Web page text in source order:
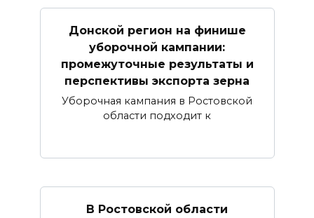
Донской регион на финише
уборочной кампании:
промежуточные результаты и
перспективы экспорта зерна
Уборочная кампания в Ростовской
области подходит к
В Ростовской области